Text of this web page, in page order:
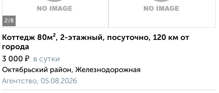
2/8
Коттедж 80м², 2-этажный, посуточно, 120 км от
города
3 000 ₽ в сутки
Октябрьский район, Железнодорожная
Агентство, 05.08.2026